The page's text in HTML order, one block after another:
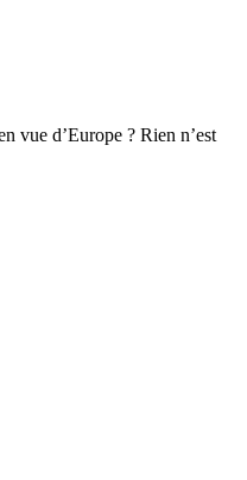
vue d’Europe ? Rien n’est